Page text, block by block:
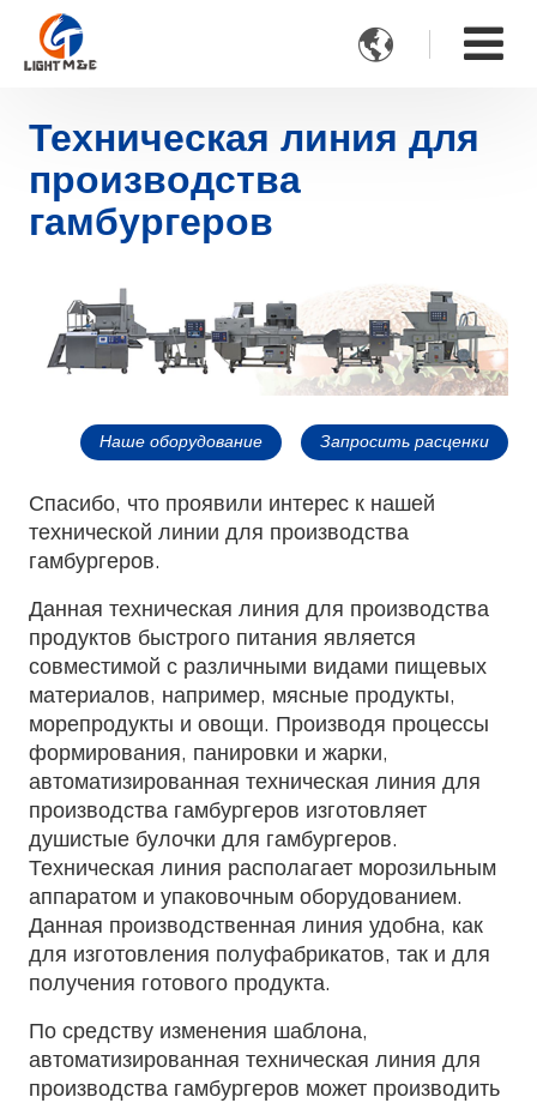

Техническая линия для
производства
гамбургеров
Запросить расценки
Наше оборудование
Спасибо, что проявили интерес к нашей
технической линии для производства
гамбургеров.
Данная техническая линия для производства
продуктов быстрого питания является
совместимой с различными видами пищевых
материалов, например, мясные продукты,
морепродукты и овощи. Производя процессы
формирования, панировки и жарки,
автоматизированная техническая линия для
производства гамбургеров изготовляет
душистые булочки для гамбургеров.
Техническая линия располагает морозильным
аппаратом и упаковочным оборудованием.
Данная производственная линия удобна, как
для изготовления полуфабрикатов, так и для
получения готового продукта.
По средству изменения шаблона,
автоматизированная техническая линия для
производства гамбургеров может производить